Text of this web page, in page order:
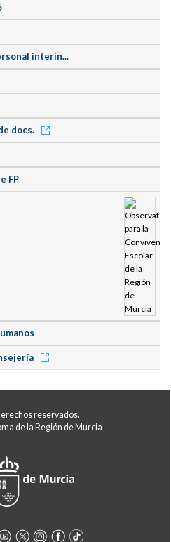
interin...
docs.
FP
reservados.
de la Región de Murcia